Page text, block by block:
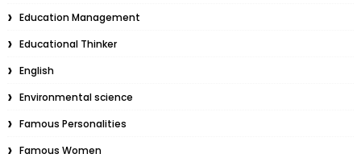
Education Management
Educational Thinker
English
Environmental science
Famous Personalities
Famous Women